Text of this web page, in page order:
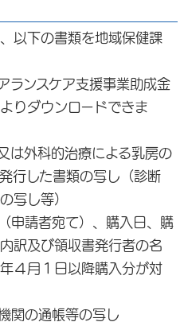
以下の書類を地域保健課
ンスケア支援事業助成金
りダウンロードできま
外科的治療による乳房の
行した書類の写し（診断
写し等）
請者宛て）、購入日、購
訳及び領収書発行者の名
４月１日以降購入分が対
関の通帳等の写し